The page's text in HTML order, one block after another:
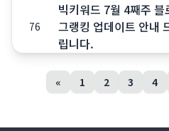
76
빅키워드 7월 4째주 블
그랭킹 업데이트 안내
립니다.
« 1 2 3 4